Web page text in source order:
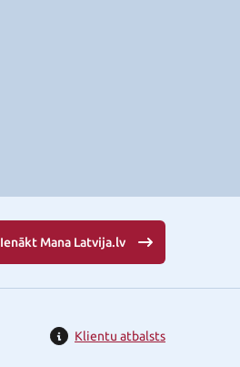
Ienākt Mana Latvija.lv
Klientu atbalsts